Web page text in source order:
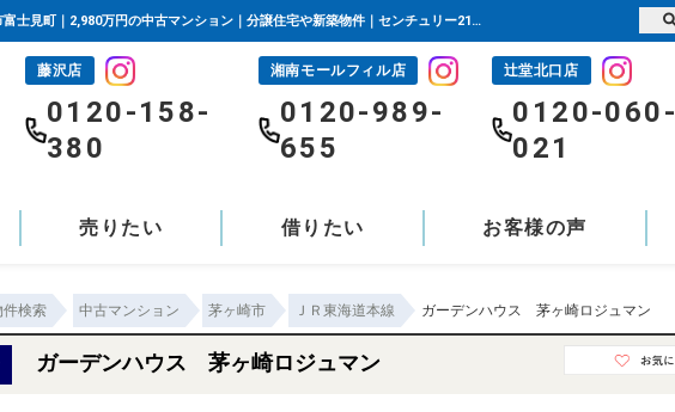
ガーデンハウス 茅ヶ崎ロジュマン 神奈川県茅ヶ崎市富士見町｜2,980万円の中古マンション｜分譲住宅や新築物件｜センチュリー21富士ハウジング
藤沢店
0120-158-
380
湘南モールフィル店
0120-989-
655
辻堂北口店
0120-060-
021
売りたい 借りたい お客様の声
件検索 中古マンション 茅ヶ崎市 ＪＲ東海道本線 ガーデンハウス 茅ヶ崎ロジュマン
ガーデンハウス 茅ヶ崎ロジュマン